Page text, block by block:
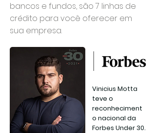
bancos e fundos, são 7 linhas de
crédito para você oferecer em
sua empresa.
Vinicius Motta
teve o
reconheciment
o nacional da
Forbes Under 30.